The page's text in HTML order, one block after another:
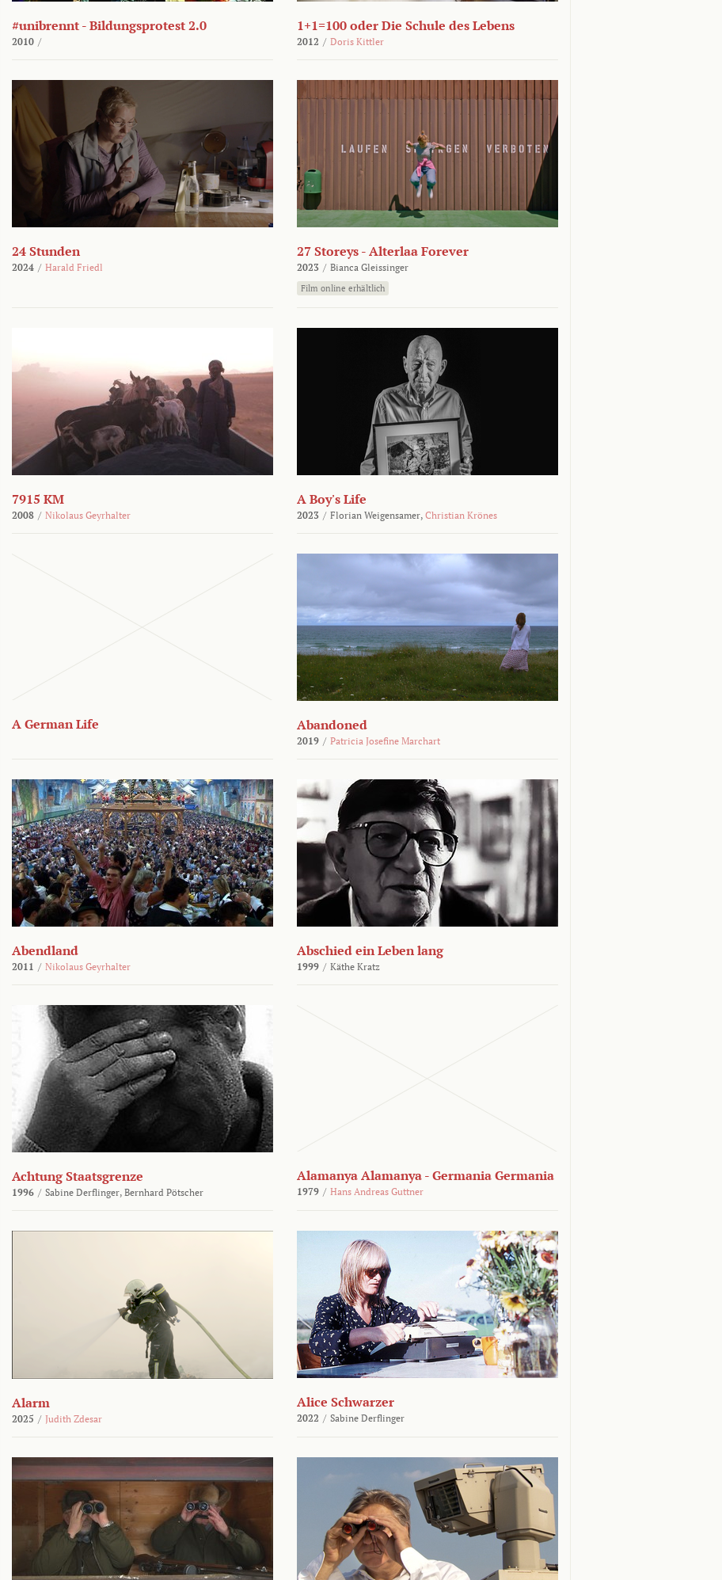
#unibrennt - Bildungsprotest 2.0
2010 /
1+1=100 oder Die Schule des Lebens
2012 / Doris Kittler
24 Stunden
2024 / Harald Friedl
27 Storeys - Alterlaa Forever
2023 / Bianca Gleissinger
Film online erhältlich
7915 KM
2008 / Nikolaus Geyrhalter
A Boy's Life
2023 / Florian Weigensamer, Christian Krönes
A German Life Abandoned
2019 / Patricia Josefine Marchart
Abendland
2011 / Nikolaus Geyrhalter
Abschied ein Leben lang
1999 / Käthe Kratz
Achtung Staatsgrenze
1996 / Sabine Derflinger, Bernhard Pötscher
Alamanya Alamanya - Germania Germania
1979 / Hans Andreas Guttner
Alarm
2025 / Judith Zdesar
Alice Schwarzer
2022 / Sabine Derflinger